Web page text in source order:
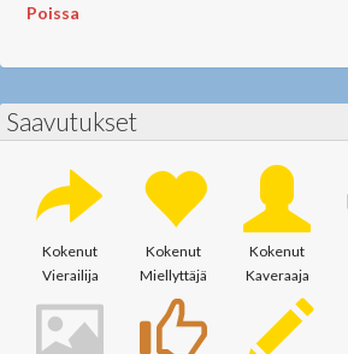
Poissa
Saavutukset
Kokenut
Vierailija
Kokenut
Miellyttäjä
Kokenut
Kaveraaja